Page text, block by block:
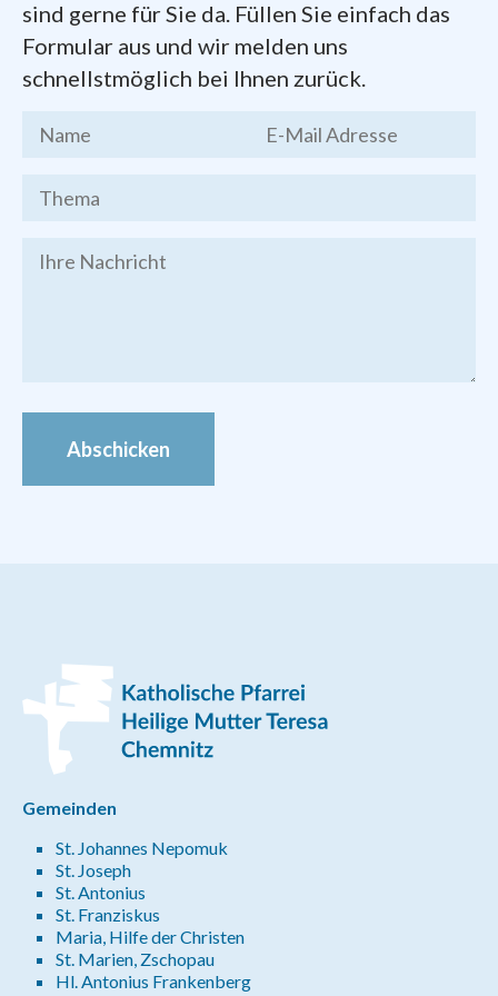
Dokumente zum Gründungsprozess der
Pfarreifinden Sie hier zum Herunterladen:
Kernthesen des Chemnitzer
Stadtgesprächs, Endfassung vom 19.
Brief des Bischofs Heinrich
Festschrift
sind gerne für Sie da. Füllen Sie einfach das
Formular aus und wir melden uns
schnellstmöglich bei Ihnen zurück.
Abschicken
Gemeinden
St. Johannes Nepomuk
St. Joseph
St. Antonius
St. Franziskus
Maria, Hilfe der Christen
St. Marien, Zschopau
Hl. Antonius Frankenberg